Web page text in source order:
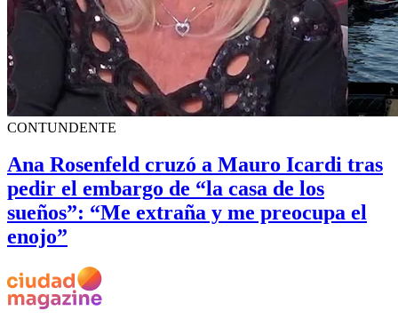
CONTUNDENTE
Ana Rosenfeld cruzó a Mauro Icardi tras
pedir el embargo de “la casa de los
sueños”: “Me extraña y me preocupa el
enojo”